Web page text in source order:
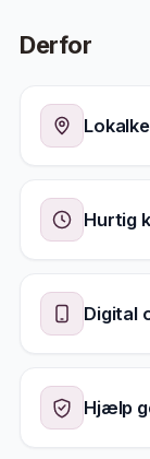
Derfor
Hurtig
Digital
Hjælp